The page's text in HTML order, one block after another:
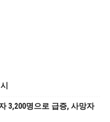
3,200명으로 급증, 사망자